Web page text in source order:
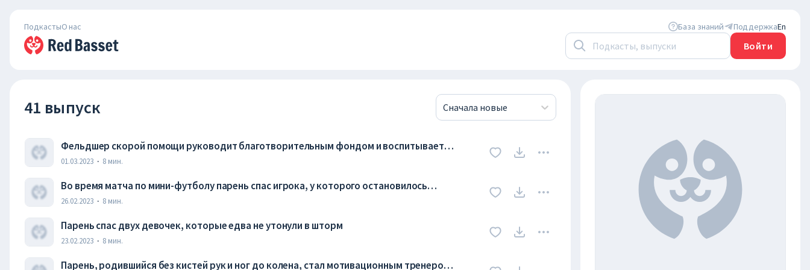
ПодкастыО нас База знаний ПоддержкаEn
Войти
41 выпуск Сначала новые
Фельдшер скорой помощи руководит благотворительным фондом и воспитывает
четверых приёмных детей
01.03.2023 · 8 мин.
Во время матча по мини-футболу парень спас игрока, у которого остановилось
сердце
26.02.2023 · 8 мин.
Парень спас двух девочек, которые едва не утонули в шторм
23.02.2023 · 8 мин.
Парень, родившийся без кистей рук и ног до колена, стал мотивационным тренером,